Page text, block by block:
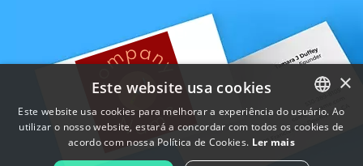
ENGLISH
FRENCH
×
Este website usa cookies
Este website usa cookies para melhorar a experiência do usuário. Ao
utilizar o nosso website, estará a concordar com todos os cookies de
acordo com nossa Política de Cookies. Ler mais